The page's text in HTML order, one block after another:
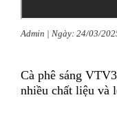
Admin | Ngày: 24/03/
Cà phê sáng
nhiều chất liệu và